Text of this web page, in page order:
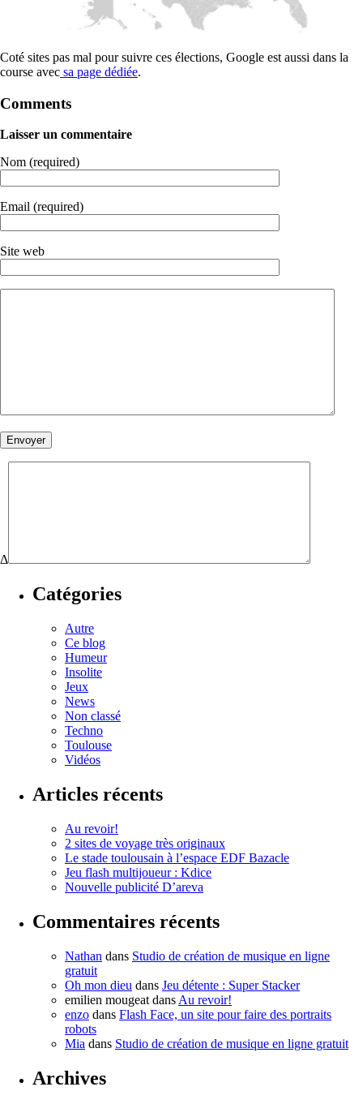
Coté sites pas mal pour suivre ces élections, Google est aussi dans la
course avec sa page dédiée.
Comments
Laisser un commentaire
Nom (required)
Email (required)
Site web
Δ
Catégories
Autre
Ce blog
Humeur
Insolite
Jeux
News
Non classé
Techno
Toulouse
Vidéos
Articles récents
Au revoir!
2 sites de voyage très originaux
Le stade toulousain à l’espace EDF Bazacle
Jeu flash multijoueur : Kdice
Nouvelle publicité D’areva
Commentaires récents
Nathan dans Studio de création de musique en ligne
gratuit
Oh mon dieu dans Jeu détente : Super Stacker
emilien mougeat dans Au revoir!
enzo dans Flash Face, un site pour faire des portraits
robots
Mia dans Studio de création de musique en ligne gratuit
Archives